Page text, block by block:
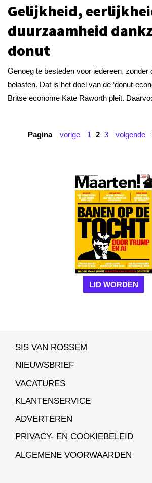
Gelijkheid,
duurzaamheid
donut
Genoeg te besteden voor iedereen, zonder
belasten. Dat is het doel van de ‛donut-
Britse econome Kate Raworth pleit.
Pagina vorige 1 2 3 volgende
LID WORDEN
SIS VAN ROSSEM
NIEUWSBRIEF
VACATURES
KLANTENSERVICE
ADVERTEREN
PRIVACY- EN COOKIEBELEID
ALGEMENE VOORWAARDEN